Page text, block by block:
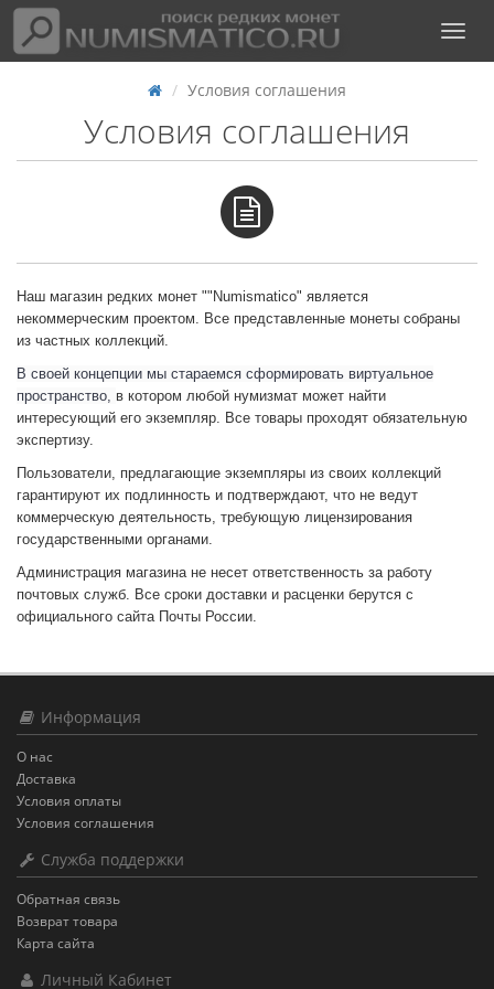
Условия соглашения
Условия соглашения
Наш магазин редких монет ""Numismatico" является
некоммерческим проектом. Все представленные монеты собраны
из частных коллекций.
В своей концепции мы стараемся сформировать виртуальное
пространство, в котором любой нумизмат может найти
интересующий его экземпляр. Все товары проходят обязательную
экспертизу.
Пользователи, предлагающие экземпляры из своих коллекций
гарантируют их подлинность и подтверждают, что не ведут
коммерческую деятельность, требующую лицензирования
государственными органами.
Администрация магазина не несет ответственность за работу
почтовых служб. Все сроки доставки и расценки берутся с
официального сайта Почты России.
Информация
О нас
Доставка
Условия оплаты
Условия соглашения
Служба поддержки
Обратная связь
Возврат товара
Карта сайта
Личный Кабинет